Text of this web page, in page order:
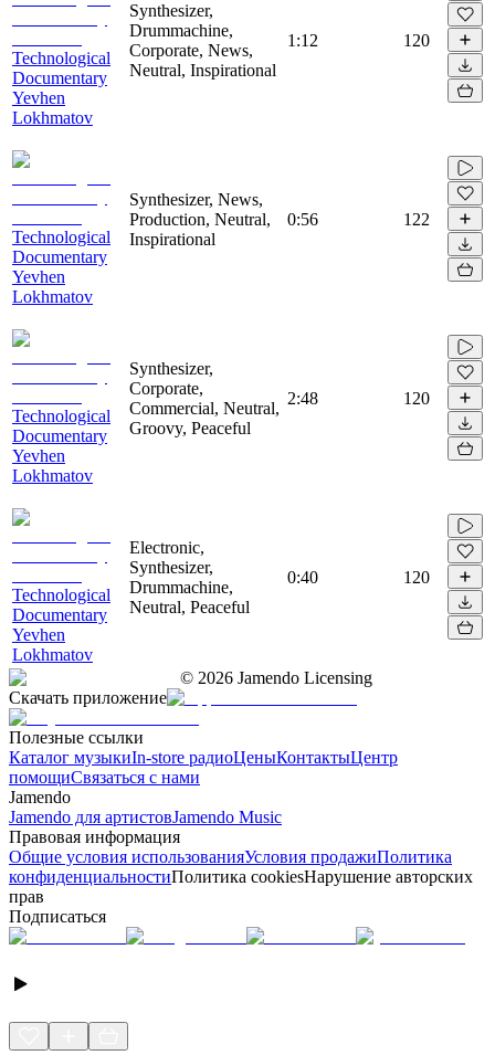
Technological
Documentary
Yevhen
Lokhmatov
Synthesizer,
Drummachine,
Corporate, News,
Neutral, Inspirational
1:12 120
Technological
Documentary
Yevhen
Lokhmatov
Synthesizer, News,
Production, Neutral,
Inspirational
0:56 122
Technological
Documentary
Yevhen
Lokhmatov
Synthesizer,
Corporate,
Commercial, Neutral,
Groovy, Peaceful
2:48 120
Technological
Documentary
Yevhen
Lokhmatov
Electronic,
Synthesizer,
Drummachine,
Neutral, Peaceful
0:40 120
© 2026 Jamendo Licensing
Скачать приложение
Полезные ссылки
Каталог музыкиIn-store радиоЦеныКонтактыЦентр
помощиСвязаться с нами
Jamendo
Jamendo для артистовJamendo Music
Правовая информация
Общие условия использованияУсловия продажиПолитика
конфиденциальностиПолитика cookiesНарушение авторских
прав
Подписаться